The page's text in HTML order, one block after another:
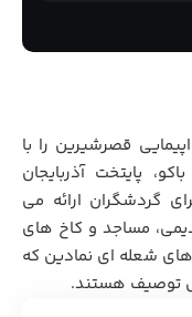
قصرشیرین را با
پایتخت آذربایجان
گردشگران ارائه می
مساجد و کاخ های
شعله ای نمادین که
توصیف هستند.